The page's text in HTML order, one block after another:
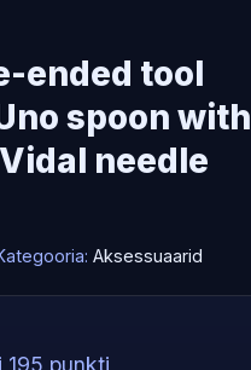
ended tool
spoon with
needle
Aksessuaarid
195 punkti